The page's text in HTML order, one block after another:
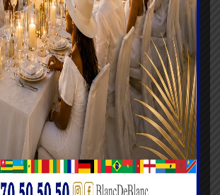
lice. Woédikou Mafille et des
Kaï et ses filles veulent bien
Aimée DRAVIE